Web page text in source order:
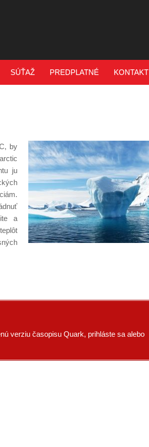
SÚŤAŽ PREDPLATNÉ KONTAKT
by
ju
a
verziu časopisu Quark, prihláste sa alebo